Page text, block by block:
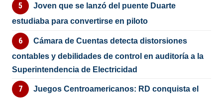
Joven que se lanzó del puente Duarte
estudiaba para convertirse en piloto
Cámara de Cuentas detecta distorsiones
contables y debilidades de control en auditoría a la
Superintendencia de Electricidad
Juegos Centroamericanos: RD conquista el